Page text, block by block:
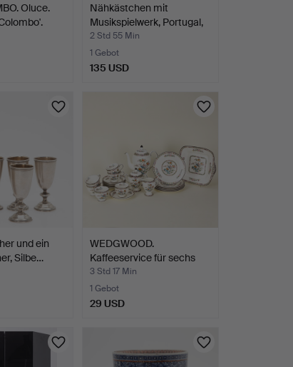
Oluce.
Nähkästchen mit
Musikspielwerk, Portugal,
…
2 Std 55 Min
1 Gebot
135 USD
und ein
Silbe…
WEDGWOOD.
Kaffeeservice für sechs
Pesonen,…
3 Std 17 Min
1 Gebot
29 USD